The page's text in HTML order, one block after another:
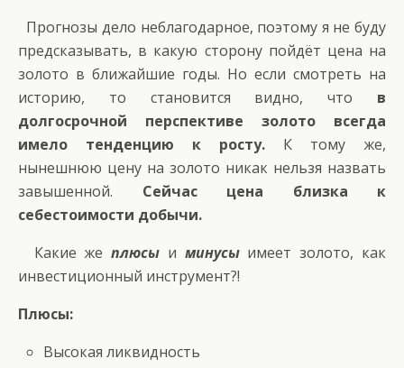
Прогнозы дело неблагодарное, поэтому я не буду
предсказывать, в какую сторону пойдёт цена на
золото в ближайшие годы. Но если смотреть на
историю, то становится видно, что в
долгосрочной перспективе золото всегда
имело тенденцию к росту. К тому же,
нынешнюю цену на золото никак нельзя назвать
завышенной. Сейчас цена близка к
себестоимости добычи.
Какие жеплюсы и минусыимеет золото, как
инвестиционный инструмент?!
Плюсы:
Высокая ликвидность